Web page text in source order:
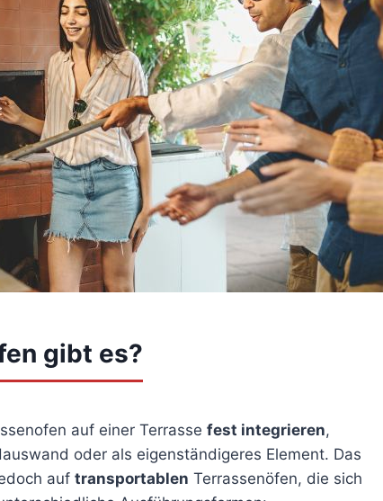
gibt es?
auf einer Terrasse fest integrieren,
oder als eigenständigeres Element. Das
auf transportablen Terrassenöfen, die sich